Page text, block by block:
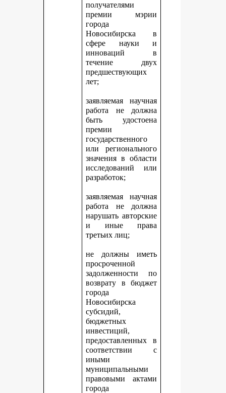
получателями
премии мэрии
города
Новосибирска в
сфере науки и
инноваций в
течение двух
предшествующих
лет;
заявляемая научная
работа не должна
быть удостоена
премии
государственного
или регионального
значения в области
исследований или
разработок;
заявляемая научная
работа не должна
нарушать авторские
и иные права
третьих лиц;
не должны иметь
просроченной
задолженности по
возврату в бюджет
города
Новосибирска
субсидий,
бюджетных
инвестиций,
предоставленных в
соответствии с
иными
муниципальными
правовыми актами
города